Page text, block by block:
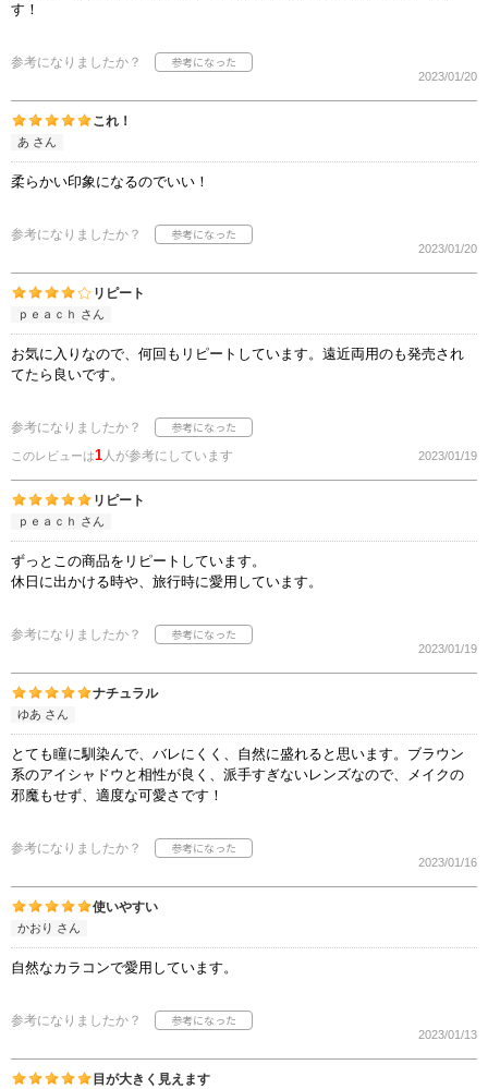
す！
参考になりましたか？
2023/01/20
これ！
あ さん
柔らかい印象になるのでいい！
参考になりましたか？
2023/01/20
リピート
ｐｅａｃｈ さん
お気に入りなので、何回もリピートしています。遠近両用のも発売され
てたら良いです。
参考になりましたか？
このレビューは1人が参考にしています 2023/01/19
リピート
ｐｅａｃｈ さん
ずっとこの商品をリピートしています。
休日に出かける時や、旅行時に愛用しています。
参考になりましたか？
2023/01/19
ナチュラル
ゆあ さん
とても瞳に馴染んで、バレにくく、自然に盛れると思います。ブラウン
系のアイシャドウと相性が良く、派手すぎないレンズなので、メイクの
邪魔もせず、適度な可愛さです！
参考になりましたか？
2023/01/16
使いやすい
かおり さん
自然なカラコンで愛用しています。
参考になりましたか？
2023/01/13
目が大きく見えます